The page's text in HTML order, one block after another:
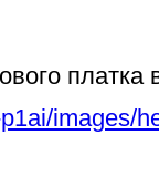
платка
images/